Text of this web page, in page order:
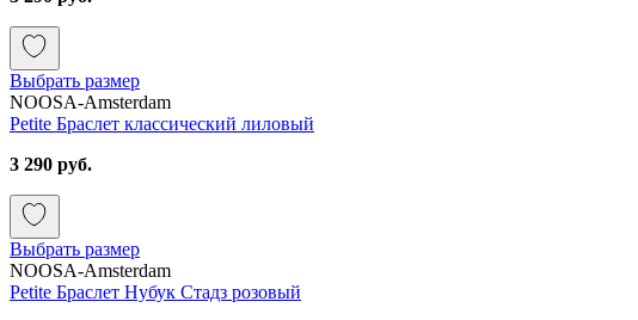
Выбрать размер
NOOSA-Amsterdam
Petite Браслет классический лиловый
3 290 руб.
Выбрать размер
NOOSA-Amsterdam
Petite Браслет Нубук Стадз розовый